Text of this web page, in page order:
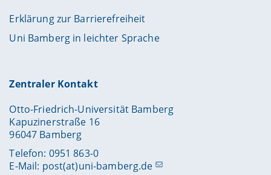
Erklärung zur Barrierefreiheit
Uni Bamberg in leichter Sprache
Zentraler Kontakt
Otto-Friedrich-Universität Bamberg
Kapuzinerstraße 16
96047 Bamberg
Telefon: 0951 863-0
E-Mail: post(at)uni-bamberg.de